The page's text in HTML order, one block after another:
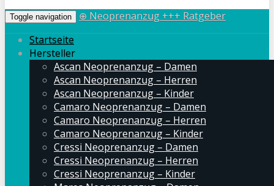
Toggle navigation
⊕ Neoprenanzug +++ Ratgeber
Startseite
Hersteller
Ascan Neoprenanzug – Damen
Ascan Neoprenanzug – Herren
Ascan Neoprenanzug – Kinder
Camaro Neoprenanzug – Damen
Camaro Neoprenanzug – Herren
Camaro Neoprenanzug – Kinder
Cressi Neoprenanzug – Damen
Cressi Neoprenanzug – Herren
Cressi Neoprenanzug – Kinder